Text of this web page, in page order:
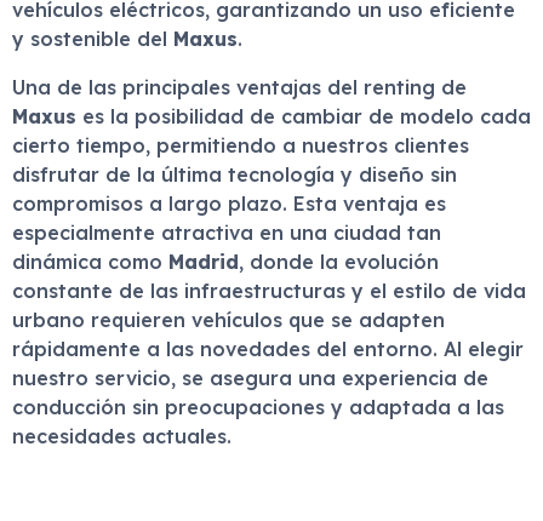
vehículos eléctricos, garantizando un uso eficiente
y sostenible del Maxus.
Una de las principales ventajas del renting de
Maxus es la posibilidad de cambiar de modelo cada
cierto tiempo, permitiendo a nuestros clientes
disfrutar de la última tecnología y diseño sin
compromisos a largo plazo. Esta ventaja es
especialmente atractiva en una ciudad tan
dinámica como Madrid, donde la evolución
constante de las infraestructuras y el estilo de vida
urbano requieren vehículos que se adapten
rápidamente a las novedades del entorno. Al elegir
nuestro servicio, se asegura una experiencia de
conducción sin preocupaciones y adaptada a las
necesidades actuales.